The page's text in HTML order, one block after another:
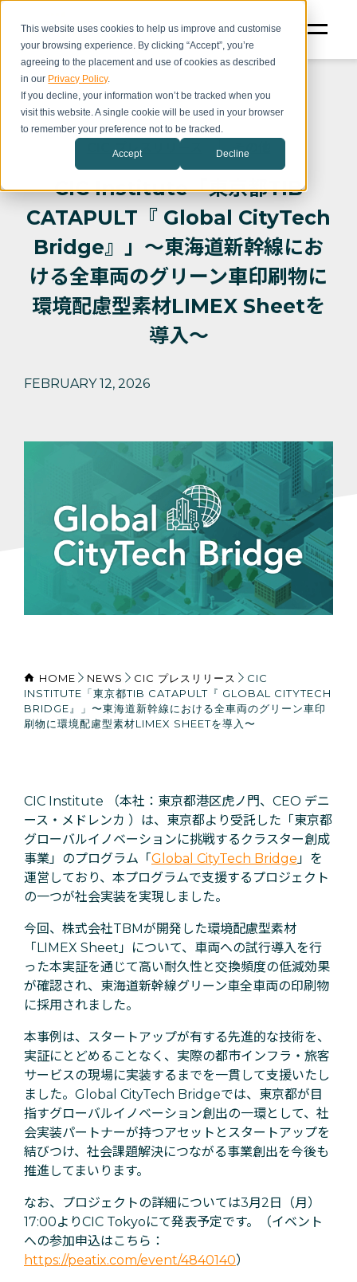
This website uses cookies to help us improve and customise
your browsing experience. By clicking “Accept”, you’re
agreeing to the placement and use of cookies as described
in our Privacy Policy.
If you decline, your information won’t be tracked when you
visit this website. A single cookie will be used in your browser
to remember your preference not to be tracked.
Accept Decline
CIC プレスリリース その他
CIC Institute「東京都TIB
CATAPULT『 Global CityTech
Bridge』」〜東海道新幹線にお
ける全車両のグリーン車印刷物に
環境配慮型素材LIMEX Sheetを
導入〜
FEBRUARY 12, 2026
HOME NEWS CIC プレスリリース
CIC
INSTITUTE「東京都TIB CATAPULT『 GLOBAL CITYTECH
BRIDGE』」〜東海道新幹線における全車両のグリーン車印
刷物に環境配慮型素材LIMEX SHEETを導入〜
CIC Institute （本社：東京都港区虎ノ門、CEO デニ
ース・メドレンカ ）は、東京都より受託した「東京都
グローバルイノベーションに挑戦するクラスター創成
事業」のプログラム「Global CityTech Bridge」を
運営しており、本プログラムで支援するプロジェクト
の一つが社会実装を実現しました。
今回、株式会社TBMが開発した環境配慮型素材
「LIMEX Sheet」について、車両への試行導入を行
った本実証を通じて高い耐久性と交換頻度の低減効果
が確認され、東海道新幹線グリーン車全車両の印刷物
に採用されました。
本事例は、スタートアップが有する先進的な技術を、
実証にとどめることなく、実際の都市インフラ・旅客
サービスの現場に実装するまでを一貫して支援いたし
ました。Global CityTech Bridgeでは、東京都が目
指すグローバルイノベーション創出の一環として、社
会実装パートナーが持つアセットとスタートアップを
結びつけ、社会課題解決につながる事業創出を今後も
推進してまいります。
なお、プロジェクトの詳細については3月2日（月）
17:00よりCIC Tokyoにて発表予定です。（イベント
への参加申込はこちら：
https://peatix.com/event/4840140）